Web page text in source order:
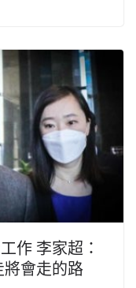
作 李家超：
會走的路